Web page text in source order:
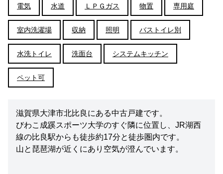
電気 水道 ＬＰＧガス 物置 専用庭
室内洗濯場 収納 照明 バストイレ別
水洗トイレ 洗面台 システムキッチン
ペット可
滋賀県大津市北比良にある中古戸建です。
びわこ成蹊スポーツ大学のすぐ隣に位置し、JR湖西
線の比良駅からも徒歩約17分と徒歩圏内です。
山と琵琶湖が近くにあり空気が澄んでいます。